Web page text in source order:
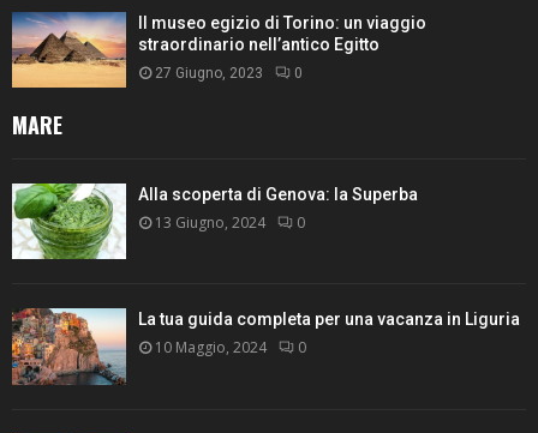
Il museo egizio di Torino: un viaggio
straordinario nell’antico Egitto
27 Giugno, 2023 0
MARE
Alla scoperta di Genova: la Superba
13 Giugno, 2024 0
La tua guida completa per una vacanza in Liguria
10 Maggio, 2024 0